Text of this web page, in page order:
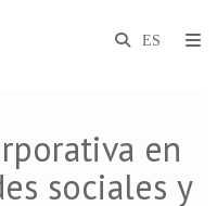
en
sociales y